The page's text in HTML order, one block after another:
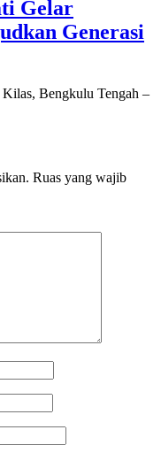
Gelar
Generasi
Bengkulu Tengah –
Ruas yang wajib